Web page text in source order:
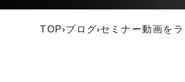
TOP ブログ セミナー動画を